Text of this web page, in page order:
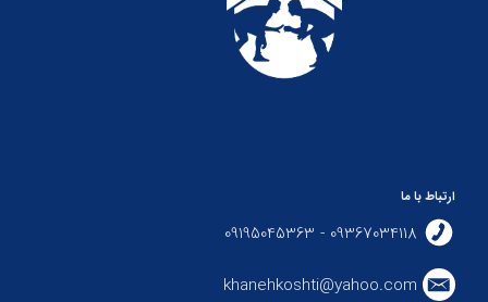
ارتباط با ما
09367034118 - 09195045363
khanehkoshti@yahoo.com